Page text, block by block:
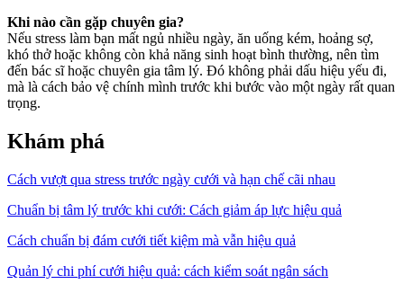
Khi nào cần gặp chuyên gia?
Nếu stress làm bạn mất ngủ nhiều ngày, ăn uống kém, hoảng sợ,
khó thở hoặc không còn khả năng sinh hoạt bình thường, nên tìm
đến bác sĩ hoặc chuyên gia tâm lý. Đó không phải dấu hiệu yếu đi,
mà là cách bảo vệ chính mình trước khi bước vào một ngày rất quan
trọng.
Khám phá
Cách vượt qua stress trước ngày cưới và hạn chế cãi nhau
Chuẩn bị tâm lý trước khi cưới: Cách giảm áp lực hiệu quả
Cách chuẩn bị đám cưới tiết kiệm mà vẫn hiệu quả
Quản lý chi phí cưới hiệu quả: cách kiểm soát ngân sách